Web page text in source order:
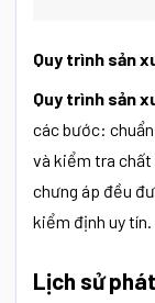
Quy trình sản
Quy trình sản
các bước:
và kiểm tra chất
chưng áp đều
kiểm định uy tín.
Lịch sử